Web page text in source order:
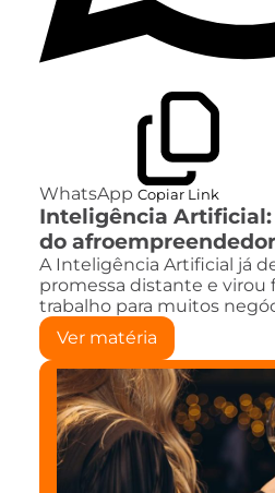
WhatsApp Copiar Link
Inteligência Artificial:
do afroempreendedor
A Inteligência Artificial já
promessa distante e virou
trabalho para muitos
Ver matéria